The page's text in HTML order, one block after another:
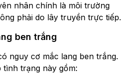
nhân chính là môi trường
phải do lây truyền trực tiếp.
ben trắng
nguy cơ mắc lang ben trắng.
tình trạng này gồm: